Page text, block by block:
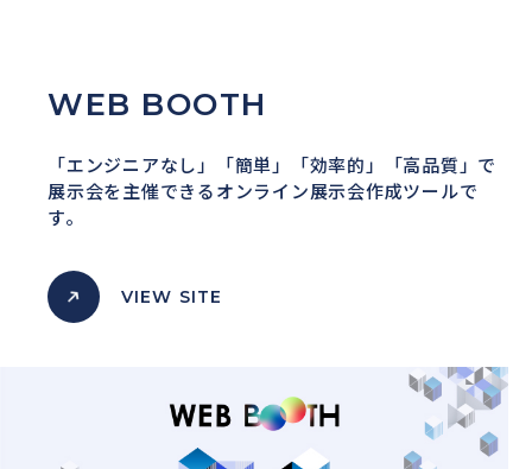
WEB BOOTH
「エンジニアなし」「簡単」「効率的」「高品質」で
展示会を主催できるオンライン展示会作成ツールで
す。
VIEW SITE